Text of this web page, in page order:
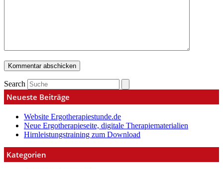
Search
Neueste Beiträge
Website Ergotherapiestunde.de
Neue Ergotherapieseite, digitale Therapiematerialien
Hirnleistungstraining zum Download
Kategorien